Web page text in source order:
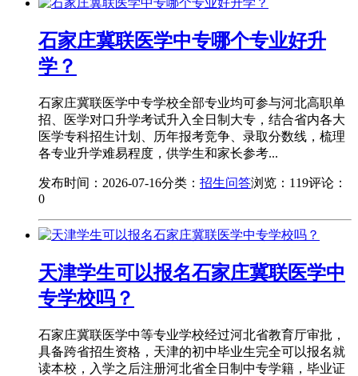
石家庄冀联医学中专哪个专业好升
学？
石家庄冀联医学中专学校全部专业均可参与河北高职单
招、医学对口升学考试升入全日制大专，结合省内各大
医学专科招生计划、历年报考竞争、录取分数线，梳理
各专业升学难易程度，供学生和家长参考...
发布时间：2026-07-16分类： 招生问答浏览：119评论：
0
天津学生可以报名石家庄冀联医学中
专学校吗？
石家庄冀联医学中等专业学校经过河北省教育厅审批，
具备跨省招生资格，天津的初中毕业生完全可以报名就
读本校，入学之后注册河北省全日制中专学籍，毕业证